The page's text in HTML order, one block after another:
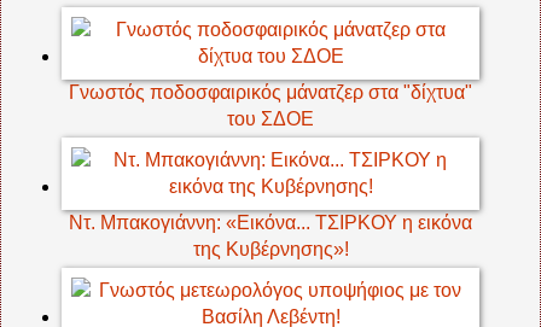
Γνωστός ποδοσφαιρικός μάνατζερ στα "δίχτυα"
του ΣΔΟΕ
Ντ. Μπακογιάννη: «Εικόνα... ΤΣΙΡΚΟΥ η εικόνα
της Κυβέρνησης»!